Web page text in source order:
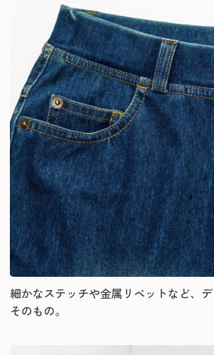
細かなステッチや金属リベットなど、
そのもの。